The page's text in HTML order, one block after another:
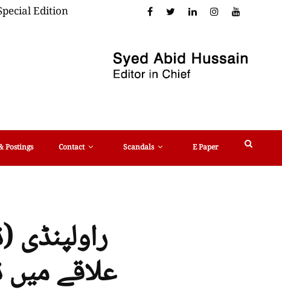
Postings Contact Scandals E Paper
Edition
علاقے